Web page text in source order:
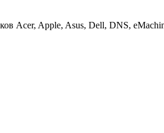
Acer, Apple, Asus, Dell, DNS,